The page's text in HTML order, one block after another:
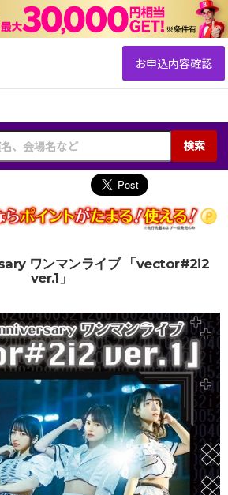
検索
ワンマンライブ 「vector#2i2
ver.1」